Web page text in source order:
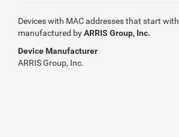
Devices with MAC addresses that start with
manufactured byARRIS Group, Inc.
Device Manufacturer
ARRIS Group, Inc.